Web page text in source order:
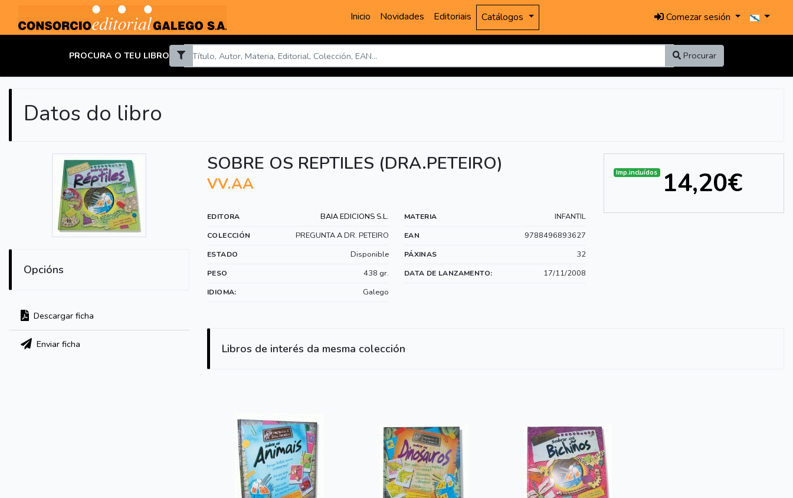
Inicio Novidades Editoriais Catálogos Comezar sesión
PROCURA O TEU LIBRO Procurar
Datos do libro
Opcións
Descargar ficha
Enviar ficha
SOBRE OS REPTILES (DRA.PETEIRO)
VV.AA
EDITORA BAIA EDICIONS S.L. MATERIA INFANTIL
COLECCIÓN PREGUNTA A DR. PETEIRO EAN 9788496893627
ESTADO Disponible PÁXINAS 32
PESO 438 gr. DATA DE LANZAMENTO: 17/11/2008
IDIOMA: Galego
Imp.incluídos 14,20€
Libros de interés da mesma colección